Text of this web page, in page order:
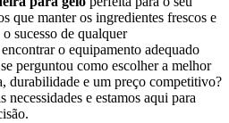
que manter os ingredientes frescos e
sucesso de qualquer
o equipamento adequado
perguntou como escolher a melhor
durabilidade e um preço competitivo?
necessidades e estamos aqui para